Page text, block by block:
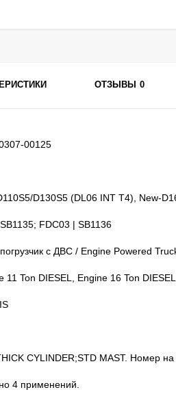
ОТЗЫВЫ 0
00125
D130S5 (DL06 INT T4), New-
FDC03 | SB1136
с ДВС / Engine Powered
11 Ton DIESEL, Engine 16 Ton DIESEL
CYLINDER;STD MAST. Номер на
4 применений.